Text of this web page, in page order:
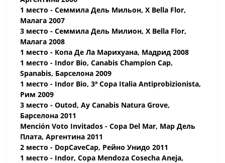
1 место - Семмила Дель Мильон, X Bella Flor,
Малага 2007
3 место - Семмила Дель Милион, X Bella Flor,
Малага 2008
1 место - Копа Де Ла Марихуана, Мадрид 2008
1 место - Indor Bio, Canabis Champion Cap,
Spanabis, Барселона 2009
1 место - Indor Bio, 3ª Copa Italia Antiprobizionista,
Рим 2009
3 место - Outod, Ay Canabis Natura Grove,
Барселона 2011
Mención Voto Invitados - Copa Del Mar, Мар Дель
Плата, Аргентина 2011
2 место - DopCaveCap, Рейно Унидо 2011
1 место - Indor, Copa Mendoza Cosecha Aneja,